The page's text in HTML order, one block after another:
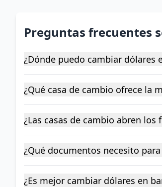
Preguntas frecuentes
¿Dónde puedo cambiar dólares
¿Qué casa de cambio ofrece la
¿Las casas de cambio abren
¿Qué documentos necesito
¿Es mejor cambiar dólares en